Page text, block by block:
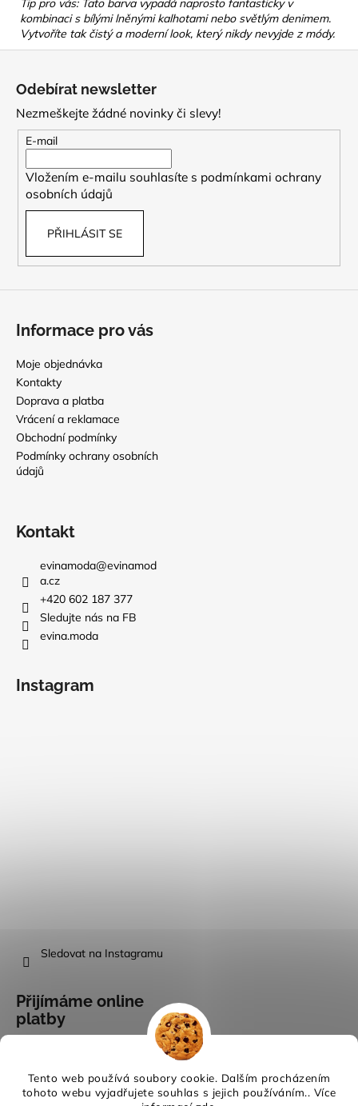
Tento web používá soubory cookie. Dalším procházením
tohoto webu vyjadřujete souhlas s jejich používáním.. Více
kombinaci s bílými lněnými kalhotami nebo světlým denimem.
Vytvoříte tak čistý a moderní look, který nikdy nevyjde z módy.
Odebírat newsletter
Nezmeškejte žádné novinky či slevy!
E-mail
Vložením e-mailu souhlasíte s podmínkami ochrany
osobních údajů
PŘIHLÁSIT SE
Informace pro vás
Moje objednávka
Kontakty
Doprava a platba
Vrácení a reklamace
Obchodní podmínky
Podmínky ochrany osobních
údajů
Kontakt
evinamoda@evinamod
a.cz
+420 602 187 377
Sledujte nás na FB
evina.moda
Instagram
Sledovat na Instagramu
Přijímáme online
platby